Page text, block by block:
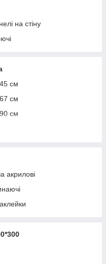
на стіну
см
см
см
акрилові